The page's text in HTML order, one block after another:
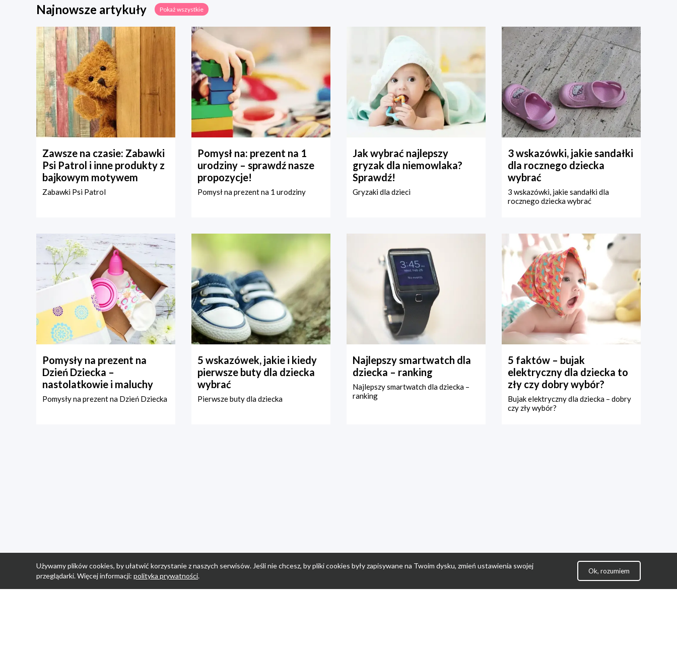
Najnowsze artykuły Pokaż wszystkie
Zawsze na czasie: Zabawki
Psi Patrol i inne produkty z
bajkowym motywem
Zabawki Psi Patrol
Pomysł na: prezent na 1
urodziny – sprawdź nasze
propozycje!
Pomysł na prezent na 1 urodziny
Jak wybrać najlepszy
gryzak dla niemowlaka?
Sprawdź!
Gryzaki dla dzieci
3 wskazówki, jakie sandałki
dla rocznego dziecka
wybrać
3 wskazówki, jakie sandałki dla
rocznego dziecka wybrać
Pomysły na prezent na
Dzień Dziecka –
nastolatkowie i maluchy
Pomysły na prezent na Dzień Dziecka
5 wskazówek, jakie i kiedy
pierwsze buty dla dziecka
wybrać
Pierwsze buty dla dziecka
Najlepszy smartwatch dla
dziecka – ranking
Najlepszy smartwatch dla dziecka –
ranking
5 faktów – bujak
elektryczny dla dziecka to
zły czy dobry wybór?
Bujak elektryczny dla dziecka – dobry
czy zły wybór?
Używamy plików cookies, by ułatwić korzystanie z naszych serwisów. Jeśli nie chcesz, by pliki cookies były zapisywane na Twoim dysku, zmień ustawienia swojej
przeglądarki. Więcej informacji: polityka prywatności.
Ok, rozumiem